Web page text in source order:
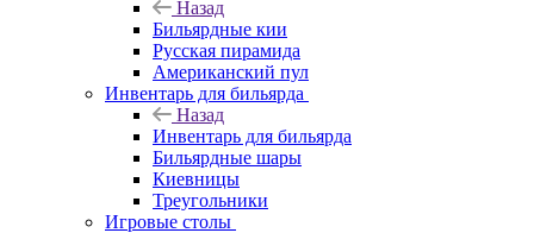
Назад
Бильярдные кии
Русская пирамида
Американский пул
Инвентарь для бильярда
Назад
Инвентарь для бильярда
Бильярдные шары
Киевницы
Треугольники
Игровые столы